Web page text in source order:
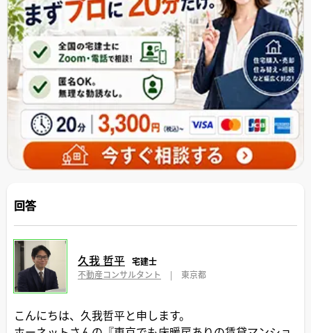
回答
久我 哲平 宅建士
不動産コンサルタント
| 東京都
こんにちは、久我哲平と申します。